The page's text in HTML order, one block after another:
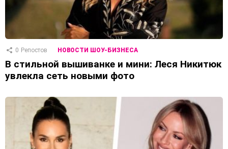
0 Репостов НОВОСТИ ШОУ-БИЗНЕСА
В стильной вышиванке и мини: Леся Никитюк
увлекла сеть новыми фото